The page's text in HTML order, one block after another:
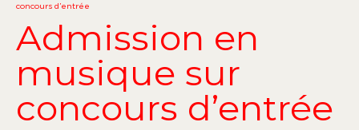
concours d’entrée
Admission en
musique sur
concours d’entrée